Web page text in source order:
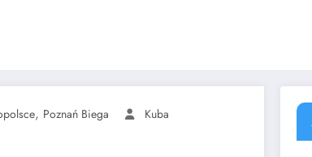
, Poznań Biega
Kuba